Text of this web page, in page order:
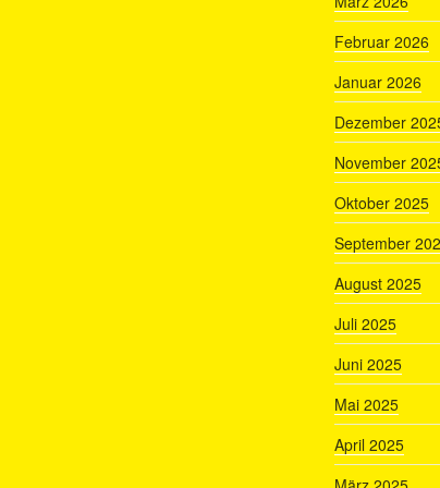
Februar 2026
Januar 2026
Dezember
November
Oktober 2025
September
August 2025
Juli 2025
Juni 2025
Mai 2025
April 2025